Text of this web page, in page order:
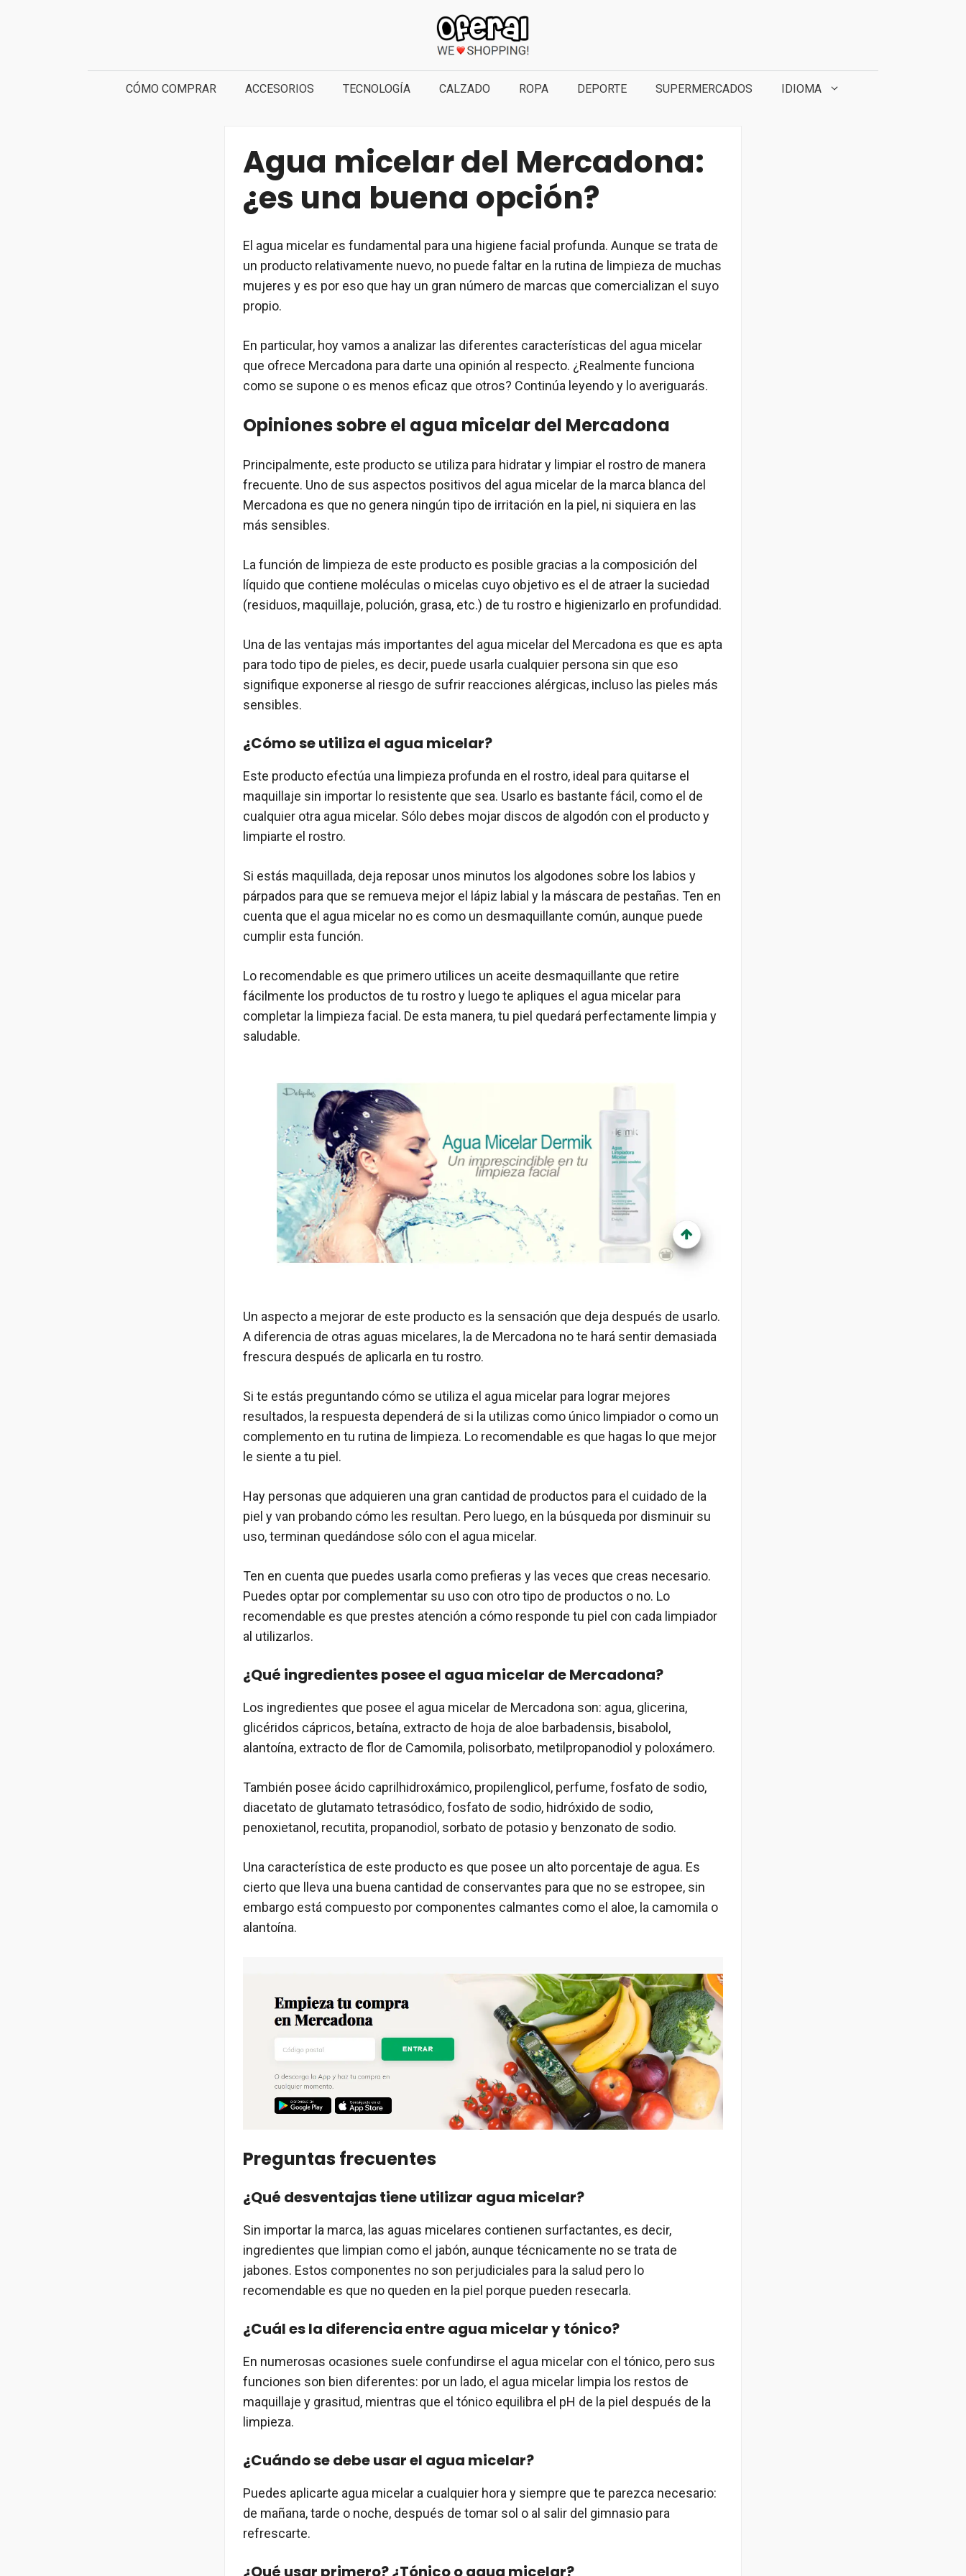
CÓMO COMPRAR ACCESORIOS TECNOLOGÍA CALZADO ROPA DEPORTE SUPERMERCADOS IDIOMA
Agua micelar del Mercadona:
¿es una buena opción?
El agua micelar es fundamental para una higiene facial profunda. Aunque se trata de
un producto relativamente nuevo, no puede faltar en la rutina de limpieza de muchas
mujeres y es por eso que hay un gran número de marcas que comercializan el suyo
propio.
En particular, hoy vamos a analizar las diferentes características del agua micelar
que ofrece Mercadona para darte una opinión al respecto. ¿Realmente funciona
como se supone o es menos eficaz que otros? Continúa leyendo y lo averiguarás.
Opiniones sobre el agua micelar del Mercadona
Principalmente, este producto se utiliza para hidratar y limpiar el rostro de manera
frecuente. Uno de sus aspectos positivos del agua micelar de la marca blanca del
Mercadona es que no genera ningún tipo de irritación en la piel, ni siquiera en las
más sensibles.
La función de limpieza de este producto es posible gracias a la composición del
líquido que contiene moléculas o micelas cuyo objetivo es el de atraer la suciedad
(residuos, maquillaje, polución, grasa, etc.) de tu rostro e higienizarlo en profundidad.
Una de las ventajas más importantes del agua micelar del Mercadona es que es apta
para todo tipo de pieles, es decir, puede usarla cualquier persona sin que eso
signifique exponerse al riesgo de sufrir reacciones alérgicas, incluso las pieles más
sensibles.
¿Cómo se utiliza el agua micelar?
Este producto efectúa una limpieza profunda en el rostro, ideal para quitarse el
maquillaje sin importar lo resistente que sea. Usarlo es bastante fácil, como el de
cualquier otra agua micelar. Sólo debes mojar discos de algodón con el producto y
limpiarte el rostro.
Si estás maquillada, deja reposar unos minutos los algodones sobre los labios y
párpados para que se remueva mejor el lápiz labial y la máscara de pestañas. Ten en
cuenta que el agua micelar no es como un desmaquillante común, aunque puede
cumplir esta función.
Lo recomendable es que primero utilices un aceite desmaquillante que retire
fácilmente los productos de tu rostro y luego te apliques el agua micelar para
completar la limpieza facial. De esta manera, tu piel quedará perfectamente limpia y
saludable.
Un aspecto a mejorar de este producto es la sensación que deja después de usarlo.
A diferencia de otras aguas micelares, la de Mercadona no te hará sentir demasiada
frescura después de aplicarla en tu rostro.
Si te estás preguntando cómo se utiliza el agua micelar para lograr mejores
resultados, la respuesta dependerá de si la utilizas como único limpiador o como un
complemento en tu rutina de limpieza. Lo recomendable es que hagas lo que mejor
le siente a tu piel.
Hay personas que adquieren una gran cantidad de productos para el cuidado de la
piel y van probando cómo les resultan. Pero luego, en la búsqueda por disminuir su
uso, terminan quedándose sólo con el agua micelar.
Ten en cuenta que puedes usarla como prefieras y las veces que creas necesario.
Puedes optar por complementar su uso con otro tipo de productos o no. Lo
recomendable es que prestes atención a cómo responde tu piel con cada limpiador
al utilizarlos.
¿Qué ingredientes posee el agua micelar de Mercadona?
Los ingredientes que posee el agua micelar de Mercadona son: agua, glicerina,
glicéridos cápricos, betaína, extracto de hoja de aloe barbadensis, bisabolol,
alantoína, extracto de flor de Camomila, polisorbato, metilpropanodiol y poloxámero.
También posee ácido caprilhidroxámico, propilenglicol, perfume, fosfato de sodio,
diacetato de glutamato tetrasódico, fosfato de sodio, hidróxido de sodio,
penoxietanol, recutita, propanodiol, sorbato de potasio y benzonato de sodio.
Una característica de este producto es que posee un alto porcentaje de agua. Es
cierto que lleva una buena cantidad de conservantes para que no se estropee, sin
embargo está compuesto por componentes calmantes como el aloe, la camomila o
alantoína.
Preguntas frecuentes
¿Qué desventajas tiene utilizar agua micelar?
Sin importar la marca, las aguas micelares contienen surfactantes, es decir,
ingredientes que limpian como el jabón, aunque técnicamente no se trata de
jabones. Estos componentes no son perjudiciales para la salud pero lo
recomendable es que no queden en la piel porque pueden resecarla.
¿Cuál es la diferencia entre agua micelar y tónico?
En numerosas ocasiones suele confundirse el agua micelar con el tónico, pero sus
funciones son bien diferentes: por un lado, el agua micelar limpia los restos de
maquillaje y grasitud, mientras que el tónico equilibra el pH de la piel después de la
limpieza.
¿Cuándo se debe usar el agua micelar?
Puedes aplicarte agua micelar a cualquier hora y siempre que te parezca necesario:
de mañana, tarde o noche, después de tomar sol o al salir del gimnasio para
refrescarte.
¿Qué usar primero? ¿Tónico o agua micelar?